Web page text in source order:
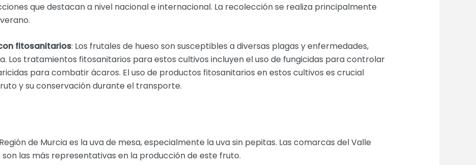
que destacan a nivel nacional e internacional. La recolección se realiza principalmente
fitosanitarios: Los frutales de hueso son susceptibles a diversas plagas y enfermedades,
Los tratamientos fitosanitarios para estos cultivos incluyen el uso de fungicidas para controlar
para combatir ácaros. El uso de productos fitosanitarios en estos cultivos es crucial
y su conservación durante el transporte.
de Murcia es la uva de mesa, especialmente la uva sin pepitas. Las comarcas del Valle
las más representativas en la producción de este fruto.